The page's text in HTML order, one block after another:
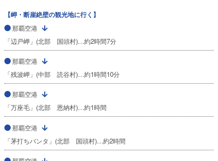
【岬・断崖絶壁の観光地に行く】
那覇空港
「辺戸岬」(北部 国頭村)…約2時間7分
那覇空港
「残波岬」(中部 読谷村)…約1時間10分
那覇空港
「万座毛」(北部 恩納村)…約1時間
那覇空港
「茅打ちバンタ」(北部 国頭村)…約2時間